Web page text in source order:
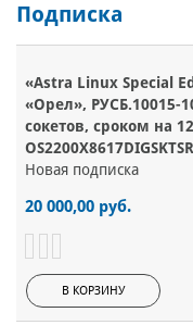
Подписка
«Astra Linux Special
«Орел», РУСБ.10015-
сокетов, сроком на
Новая подписка
20 000,00 руб.
В КОРЗИНУ